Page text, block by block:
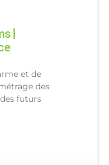
|
et de
des
futurs